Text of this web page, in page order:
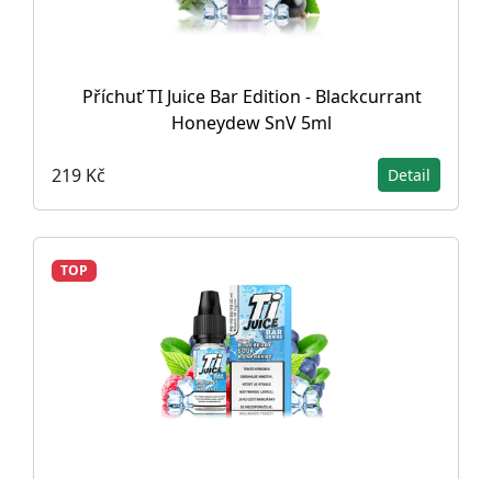
Příchuť TI Juice Bar Edition - Blackcurrant
Honeydew SnV 5ml
219 Kč Detail
TOP